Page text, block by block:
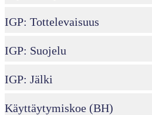
IGP: Tottelevaisuus
IGP: Suojelu
IGP: Jälki
Käyttäytymiskoe (BH)